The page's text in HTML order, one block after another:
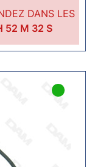
DANS LES
52 M 31S